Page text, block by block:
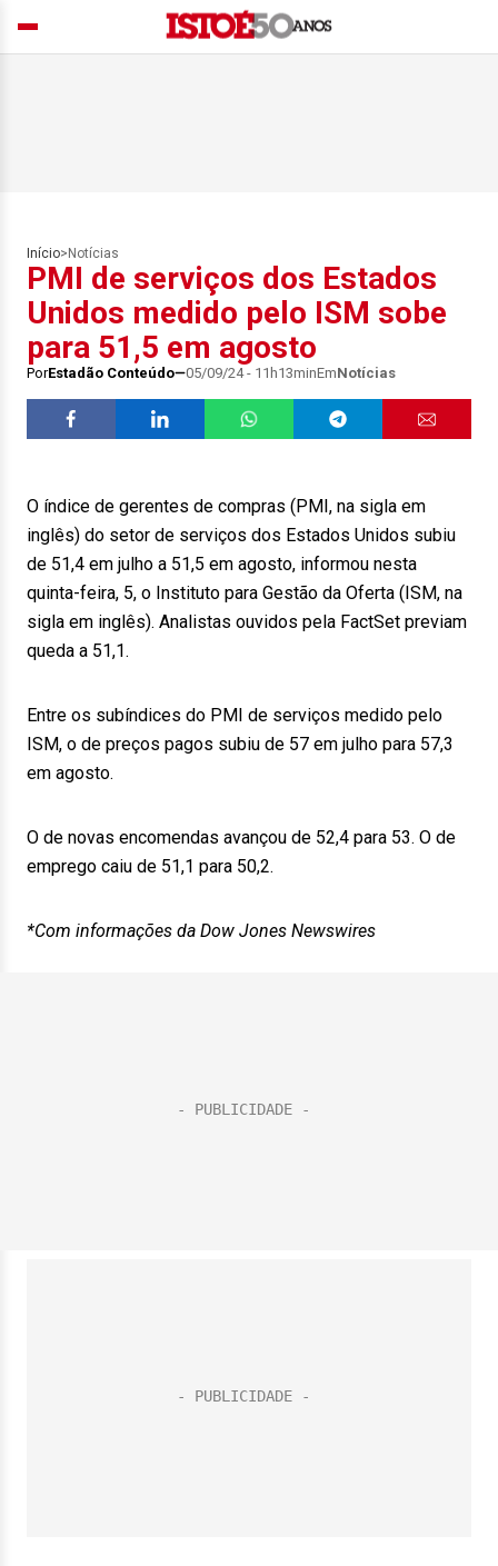
Início> Notícias
PMI de serviços dos Estados
Unidos medido pelo ISM sobe
para 51,5 em agosto
PorEstadão Conteúdo 05/09/24 - 11h13minEmNotícias
O índice de gerentes de compras (PMI, na sigla em
inglês) do setor de serviços dos Estados Unidos subiu
de 51,4 em julho a 51,5 em agosto, informou nesta
quinta-feira, 5, o Instituto para Gestão da Oferta (ISM, na
sigla em inglês). Analistas ouvidos pela FactSet previam
queda a 51,1.
Entre os subíndices do PMI de serviços medido pelo
ISM, o de preços pagos subiu de 57 em julho para 57,3
em agosto.
O de novas encomendas avançou de 52,4 para 53. O de
emprego caiu de 51,1 para 50,2.
*Com informações da Dow Jones Newswires